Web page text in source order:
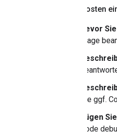
Beim Posten
Bevor
Frage
Sie ggf.
Fügen
Code